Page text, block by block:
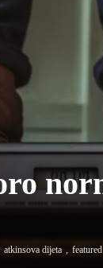
atkinsova dijeta featured